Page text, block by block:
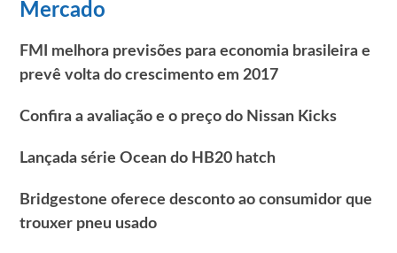
Mercado
FMI melhora previsões para economia brasileira e
prevê volta do crescimento em 2017
Confira a avaliação e o preço do Nissan Kicks
Lançada série Ocean do HB20 hatch
Bridgestone oferece desconto ao consumidor que
trouxer pneu usado